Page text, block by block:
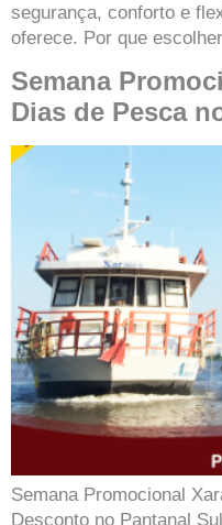
segurança, conforto e
oferece. Por que
Semana
Dias de Pesca
Semana Promocional
Desconto no Pantanal